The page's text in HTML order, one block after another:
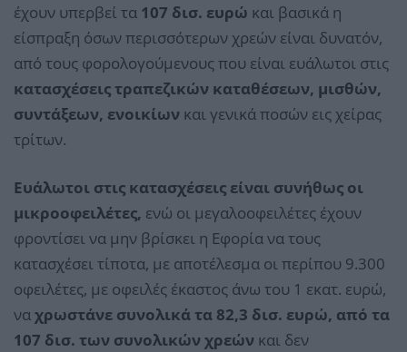
έχουν υπερβεί τα 107 δισ. ευρώ και βασικά η
είσπραξη όσων περισσότερων χρεών είναι δυνατόν,
από τους φορολογούμενους που είναι ευάλωτοι στις
κατασχέσεις τραπεζικών καταθέσεων, μισθών,
συντάξεων, ενοικίων και γενικά ποσών εις χείρας
τρίτων.
Ευάλωτοι στις κατασχέσεις είναι συνήθως οι
μικροοφειλέτες, ενώ οι μεγαλοοφειλέτες έχουν
φροντίσει να μην βρίσκει η Εφορία να τους
κατασχέσει τίποτα, με αποτέλεσμα οι περίπου 9.300
οφειλέτες, με οφειλές έκαστος άνω του 1 εκατ. ευρώ,
ναχρωστάνε συνολικά τα 82,3 δισ. ευρώ, από τα
107 δισ. των συνολικών χρεών και δεν